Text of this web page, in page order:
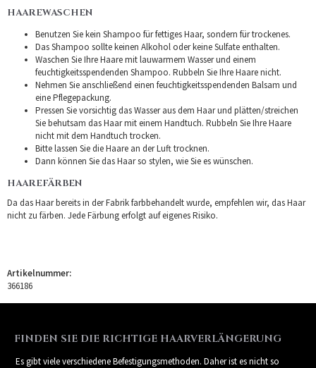
HAAREWASCHEN
Benutzen Sie kein Shampoo für fettiges Haar, sondern für trockenes.
Das Shampoo sollte keinen Alkohol oder keine Sulfate enthalten.
Waschen Sie Ihre Haare mit lauwarmem Wasser und einem
feuchtigkeitsspendenden Shampoo. Rubbeln Sie Ihre Haare nicht.
Nehmen Sie anschließend einen feuchtigkeitsspendenden Balsam und
eine Pflegepackung.
Pressen Sie vorsichtig das Wasser aus dem Haar und plätten/streichen
Sie behutsam das Haar mit einem Handtuch. Rubbeln Sie Ihre Haare
nicht mit dem Handtuch trocken.
Bitte lassen Sie die Haare an der Luft trocknen.
Dann können Sie das Haar so stylen, wie Sie es wünschen.
HAAREFÄRBEN
Da das Haar bereits in der Fabrik farbbehandelt wurde, empfehlen wir, das Haar
nicht zu färben. Jede Färbung erfolgt auf eigenes Risiko.
Artikelnummer:
366186
FINDEN SIE DIE RICHTIGE HAARVERLÄNGERUNG
Es gibt viele verschiedene Befestigungsmethoden. Daher ist es nicht so